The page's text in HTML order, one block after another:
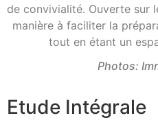
de convivialité. Ouverte sur
manière à faciliter la
tout en étant un
Photos:
Etude Intégrale